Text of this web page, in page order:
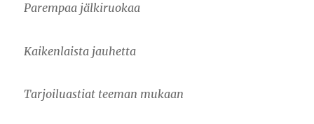
Parempaa jälkiruokaa
Kaikenlaista jauhetta
Tarjoiluastiat teeman mukaan